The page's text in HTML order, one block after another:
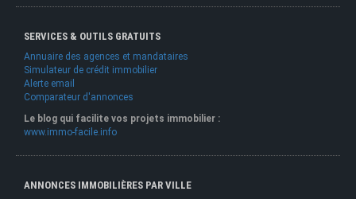
SERVICES & OUTILS GRATUITS
Annuaire des agences et mandataires
Simulateur de crédit immobilier
Alerte email
Comparateur d'annonces
Le blog qui facilite vos projets immobilier :
www.immo-facile.info
ANNONCES IMMOBILIÈRES PAR VILLE